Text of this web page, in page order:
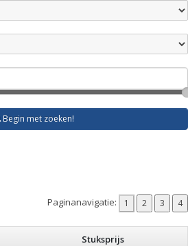
Begin met zoeken!
Paginanavigatie:
Stuksprijs